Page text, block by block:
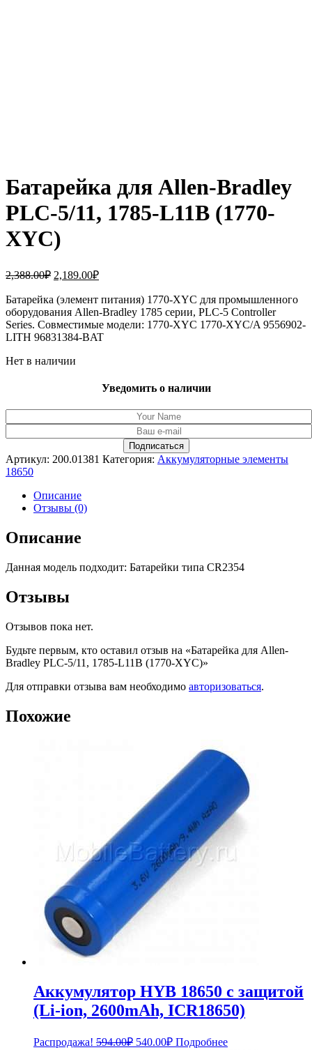
Батарейка для Allen-Bradley
PLC-5/11, 1785-L11B (1770-
XYC)
2,388.00₽ Первоначальная
составляла
2,388.00₽.
2,189.00₽Текущая
2,189.00₽.
Батарейка (элемент питания) 1770-XYC для промышленного
оборудования Allen-Bradley 1785 серии, PLC-5 Controller
Series. Совместимые модели: 1770-XYC 1770-XYC/A 9556902-
LITH 96831384-BAT
Нет в наличии
Уведомить о наличии
Артикул: 200.01381 Категория: Аккумуляторные элементы
18650
Описание
Отзывы (0)
Описание
Данная модель подходит: Батарейки типа CR2354
Отзывы
Отзывов пока нет.
Будьте первым, кто оставил отзыв на «Батарейка для Allen-
Bradley PLC-5/11, 1785-L11B (1770-XYC)»
Для отправки отзыва вам необходимо авторизоваться.
Похожие
Аккумулятор HYB 18650 с защитой
(Li-ion, 2600mAh, ICR18650)
Распродажа! 594.00₽ Первоначальная
540.00₽Текущая
Подробнее